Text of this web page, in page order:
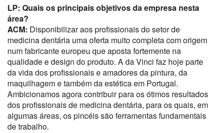
LP: Quais os principais objetivos da empresa nesta
área?
ACM: Disponibilizar aos profissionais do setor de
medicina dentária uma oferta muito completa com origem
num fabricante europeu que aposta fortemente na
qualidade e design do produto. A da Vinci faz hoje parte
da vida dos profissionais e amadores da pintura, da
maquilhagem e também da estética em Portugal.
Ambicionamos agora contribuir para os ótimos resultados
dos profissionais de medicina dentária, para os quais, em
algumas áreas, os pincéis são ferramentas fundamentais
de trabalho.